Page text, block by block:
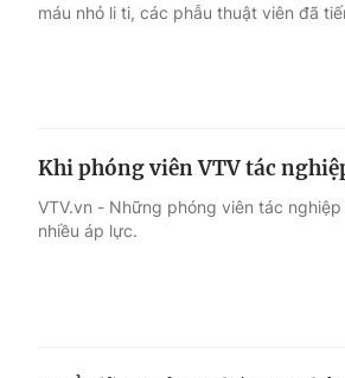
máu nhỏ li ti, các phẫu thuật viên đã
Khi phóng viên VTV tác
VTV.vn - Những phóng viên tác
nhiều áp lực.